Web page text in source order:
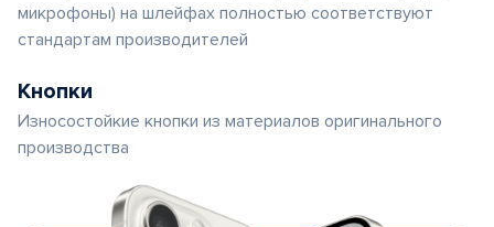
микрофоны) на шлейфах полностью соответствуют
стандартам производителей
Кнопки
Износостойкие кнопки из материалов оригинального
производства